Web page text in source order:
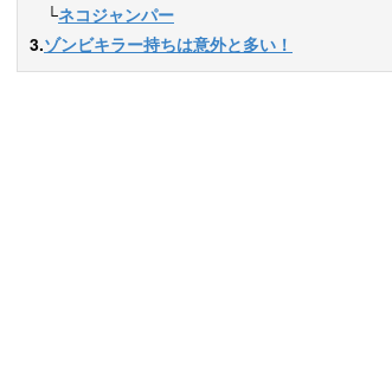
└ネコジャンパー
3.ゾンビキラー持ちは意外と多い！